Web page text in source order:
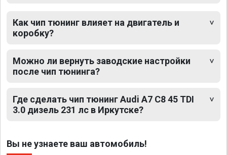
Как чип тюнинг влияет на двигатель и
коробку?
Можно ли вернуть заводские настройки
после чип тюнинга?
Где сделать чип тюнинг Audi A7 C8 45 TDI
3.0 дизель 231 лс в Иркутске?
Вы не узнаете ваш автомобиль!